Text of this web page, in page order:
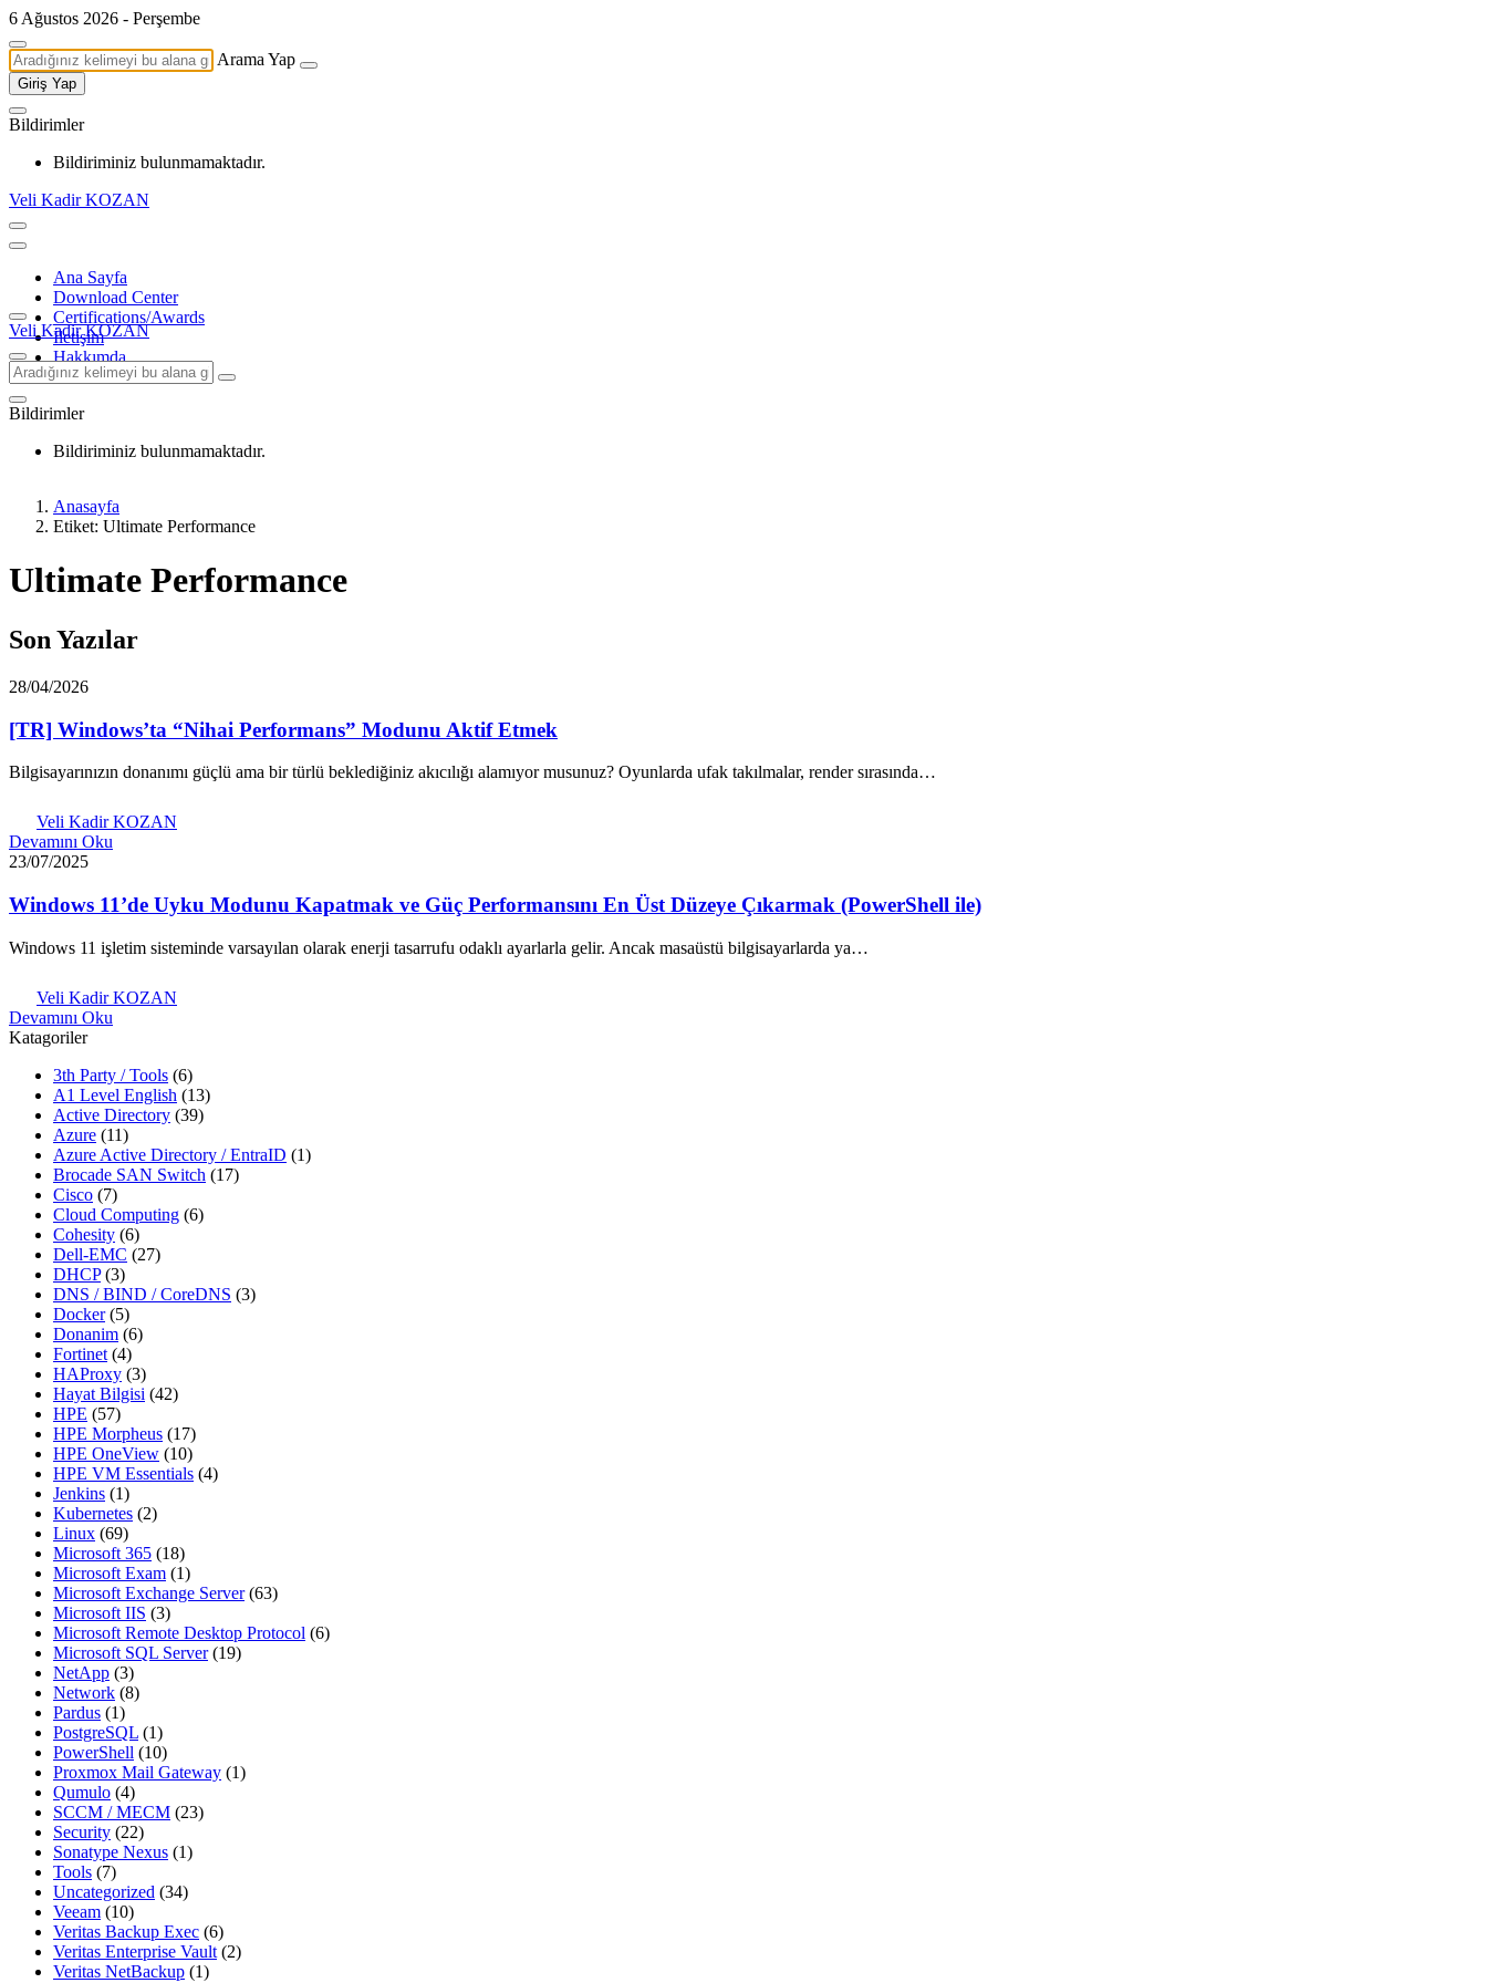
6 Ağustos 2026 - Perşembe
Arama Yap
Giriş Yap
Bildirimler
Bildiriminiz bulunmamaktadır.
Veli Kadir KOZAN
Ana Sayfa
Download Center
Certifications/Awards
İletişim
Hakkımda
Veli Kadir KOZAN
Bildirimler
Bildiriminiz bulunmamaktadır.
Anasayfa
Etiket: Ultimate Performance
Ultimate Performance
Son Yazılar
28/04/2026
[TR] Windows’ta “Nihai Performans” Modunu Aktif Etmek
Bilgisayarınızın donanımı güçlü ama bir türlü beklediğiniz akıcılığı alamıyor musunuz? Oyunlarda ufak takılmalar, render sırasında…
Veli Kadir KOZAN
Devamını Oku
23/07/2025
Windows 11’de Uyku Modunu Kapatmak ve Güç Performansını En Üst Düzeye Çıkarmak (PowerShell ile)
Windows 11 işletim sisteminde varsayılan olarak enerji tasarrufu odaklı ayarlarla gelir. Ancak masaüstü bilgisayarlarda ya…
Veli Kadir KOZAN
Devamını Oku
Katagoriler
3th Party / Tools (6)
A1 Level English (13)
Active Directory (39)
Azure (11)
Azure Active Directory / EntraID (1)
Brocade SAN Switch (17)
Cisco (7)
Cloud Computing (6)
Cohesity (6)
Dell-EMC (27)
DHCP(3)
DNS / BIND / CoreDNS (3)
Docker(5)
Donanim (6)
Fortinet (4)
HAProxy (3)
Hayat Bilgisi (42)
HPE (57)
HPE Morpheus (17)
HPE OneView (10)
HPE VM Essentials (4)
Jenkins (1)
Kubernetes (2)
Linux (69)
Microsoft 365 (18)
Microsoft Exam (1)
Microsoft Exchange Server(63)
Microsoft IIS (3)
Microsoft Remote Desktop Protocol (6)
Microsoft SQL Server(19)
NetApp (3)
Network (8)
Pardus (1)
PostgreSQL (1)
PowerShell (10)
Proxmox Mail Gateway (1)
Qumulo (4)
SCCM / MECM (23)
Security (22)
Sonatype Nexus (1)
Tools (7)
Uncategorized (34)
Veeam (10)
Veritas Backup Exec (6)
Veritas Enterprise Vault (2)
Veritas NetBackup (1)